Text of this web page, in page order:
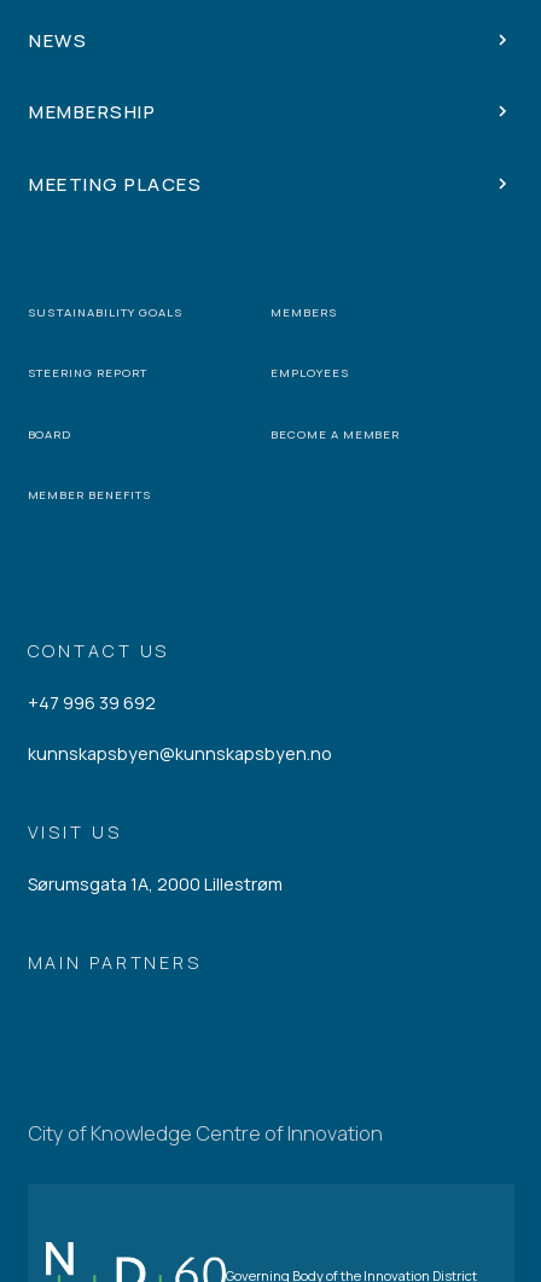
CONTACT US
+47 996 39 692
kunnskapsbyen@kunnskapsbyen.no
VISIT US
Sørumsgata 1A, 2000 Lillestrøm
MAIN PARTNERS
NEWS
MEMBERSHIP
MEETING PLACES
SUSTAINABILITY GOALS MEMBERS
STEERING REPORT EMPLOYEES
BOARD BECOME A MEMBER
MEMBER BENEFITS
City of Knowledge Centre of Innovation
Governing Body of the Innovation District